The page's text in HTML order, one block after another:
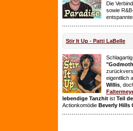
Die
sowie
Stir It Up - Patti LaBelle
eigentllich
Willis ,
lebendige Tanzhit ist Teil
Actionkomödie Beverly Hills